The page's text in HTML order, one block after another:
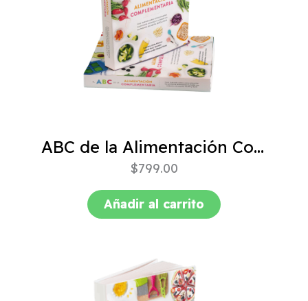
ABC de la Alimentación Complementaria 4ta edición
$799.00
Añadir al carrito